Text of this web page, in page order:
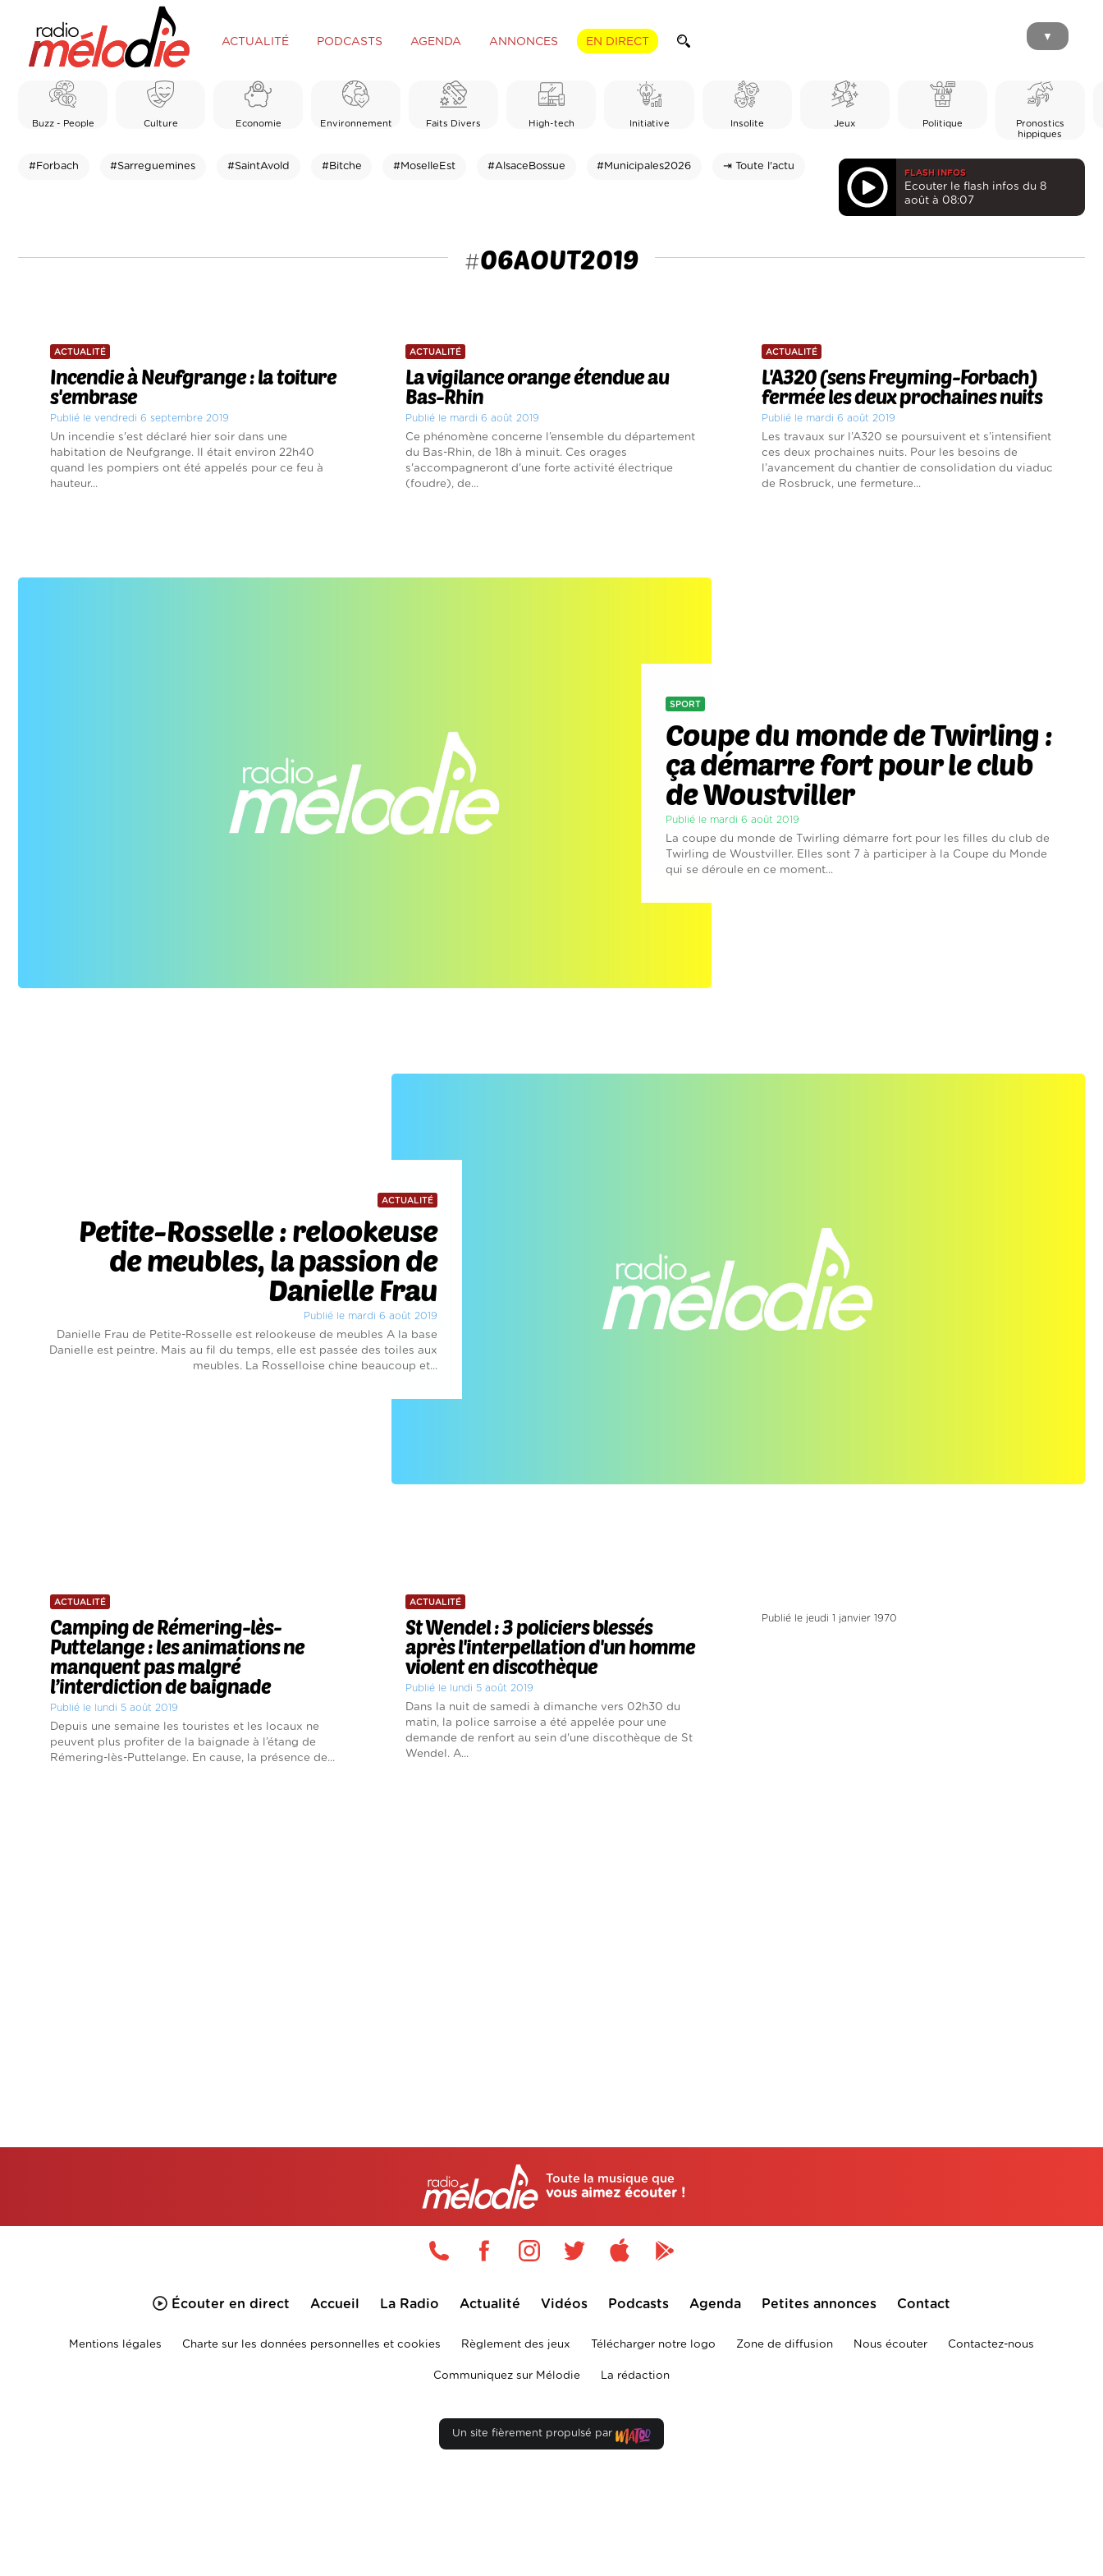
ACTUALITÉ PODCASTS AGENDA ANNONCES EN DIRECT ▼
Buzz - People Culture Economie Environnement Faits Divers High-tech Initiative Insolite Jeux Politique
Pronostics
hippiques
#Forbach #Sarreguemines #SaintAvold #Bitche #MoselleEst #AlsaceBossue #Municipales2026 ⇥ Toute l'actu
FLASH INFOS
Ecouter le flash infos du 8
août à 08:07
#06AOUT2019
ACTUALITÉ
Incendie à Neufgrange : la toiture
s'embrase
Publié le vendredi 6 septembre 2019
Un incendie s'est déclaré hier soir dans une
habitation de Neufgrange. Il était environ 22h40
quand les pompiers ont été appelés pour ce feu à
hauteur...
ACTUALITÉ
La vigilance orange étendue au
Bas-Rhin
Publié le mardi 6 août 2019
Ce phénomène concerne l’ensemble du département
du Bas-Rhin, de 18h à minuit. Ces orages
s'accompagneront d'une forte activité électrique
(foudre), de...
ACTUALITÉ
L'A320 (sens Freyming-Forbach)
fermée les deux prochaines nuits
Publié le mardi 6 août 2019
Les travaux sur l’A320 se poursuivent et s’intensifient
ces deux prochaines nuits. Pour les besoins de
l’avancement du chantier de consolidation du viaduc
de Rosbruck, une fermeture...
SPORT
Coupe du monde de Twirling :
ça démarre fort pour le club
de Woustviller
Publié le mardi 6 août 2019
La coupe du monde de Twirling démarre fort pour les filles du club de
Twirling de Woustviller. Elles sont 7 à participer à la Coupe du Monde
qui se déroule en ce moment...
ACTUALITÉ
Petite-Rosselle : relookeuse
de meubles, la passion de
Danielle Frau
Publié le mardi 6 août 2019
Danielle Frau de Petite-Rosselle est relookeuse de meubles A la base
Danielle est peintre. Mais au fil du temps, elle est passée des toiles aux
meubles. La Rosselloise chine beaucoup et...
ACTUALITÉ
Camping de Rémering-lès-
Puttelange : les animations ne
manquent pas malgré
l’interdiction de baignade
Publié le lundi 5 août 2019
Depuis une semaine les touristes et les locaux ne
peuvent plus profiter de la baignade à l’étang de
Rémering-lès-Puttelange. En cause, la présence de...
ACTUALITÉ
St Wendel : 3 policiers blessés
après l'interpellation d'un homme
violent en discothèque
Publié le lundi 5 août 2019
Dans la nuit de samedi à dimanche vers 02h30 du
matin, la police sarroise a été appelée pour une
demande de renfort au sein d'une discothèque de St
Wendel. A...
Publié le jeudi 1 janvier 1970
Toute la musique que
vous aimez écouter !
Écouter en direct Accueil La Radio Actualité Vidéos Podcasts Agenda Petites annonces Contact
Mentions légales Charte sur les données personnelles et cookies Règlement des jeux Télécharger notre logo Zone de diffusion Nous écouter Contactez-nous
Communiquez sur Mélodie La rédaction
Un site fièrement propulsé par